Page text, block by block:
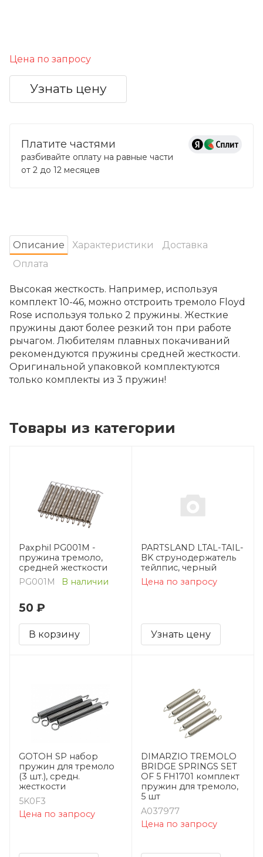
Цена по запросу
Узнать цену
Платите частями
разбивайте оплату на равные части
от 2 до 12 месяцев
Oписание Характеристики
Доставка
Оплата
Высокая жесткость. Например, используя
комплект 10-46, можно отстроить тремоло Floyd
Rose используя только 2 пружины. Жесткие
пружины дают более резкий тон при работе
рычагом. Любителям плавных покачиваний
рекомендуются пружины средней жесткости.
Оригинальной упаковкой комплектуются
только комплекты из 3 пружин!
Товары из категории
Paxphil PG001M -
пружина тремоло,
средней жесткости
PG001M
В наличии
50 ₽
В корзину
PARTSLAND LTAL-TAIL-
BK струнодержатель
тейлпис, черный
Цена по запросу
Узнать цену
GOTOH SP набор
пружин для тремоло
(3 шт.), средн.
жесткости
5K0F3
Цена по запросу
DIMARZIO TREMOLO
BRIDGE SPRINGS SET
OF 5 FH1701 комплект
пружин для тремоло,
5 шт
A037977
Цена по запросу